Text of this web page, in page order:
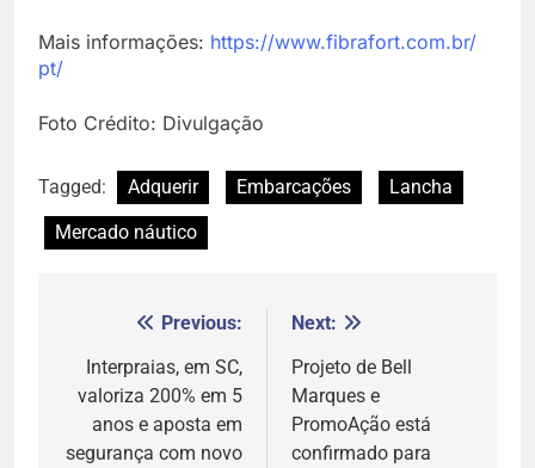
Mais informações: https://www.fibrafort.com.br/
pt/
Foto Crédito: Divulgação
Tagged: Adquerir Embarcações
Lancha
Mercado náutico
Navegação
de
Post
Previous:
Interpraias, em SC,
valoriza 200% em 5
anos e aposta em
segurança com novo
Next:
Projeto de Bell
Marques e
PromoAção está
confirmado para